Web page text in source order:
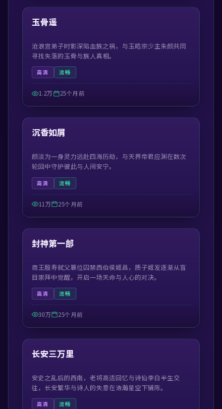
最新
玉骨遥
沧浪宫弟子时影深陷血族之祸，与玉皓宗少主朱颜共同
寻找失落的玉骨与族人真相。
高清 流畅
1.2万 25个月前
最新
45:05
沉香如屑
颜淡为一身灵力远赴四海历劫，与天界帝君应渊在数次
轮回中守护彼此与人间安宁。
高清 流畅
11万 25个月前
最新
99:42
封神第一部
商王殷寿弑父篡位囚禁西伯侯姬昌，质子姬发逐渐从盲
目崇拜中觉醒，开启一场天命与人心的对决。
高清 流畅
30万 25个月前
最新
55:29
长安三万里
安史之乱后的西南，老将高适回忆与诗仙李白半生交
往，长安繁华与诗人的失意在浩瀚星空下铺陈。
高清 流畅